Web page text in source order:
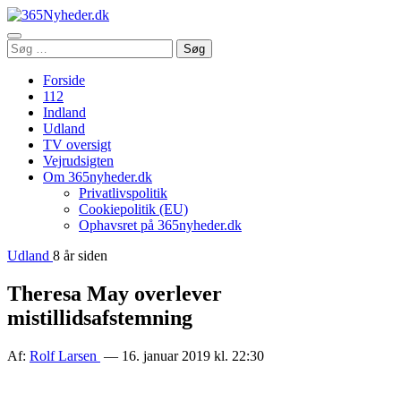
Åbn
menu
Søg
efter:
Søg
Forside
112
Indland
Udland
TV oversigt
Vejrudsigten
Om 365nyheder.dk
Privatlivspolitik
Cookiepolitik (EU)
Ophavsret på 365nyheder.dk
Udland 8 år siden
Theresa May overlever
mistillidsafstemning
Af: Rolf Larsen — 16. januar 2019 kl. 22:30